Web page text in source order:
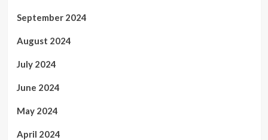
September 2024
August 2024
July 2024
June 2024
May 2024
April 2024